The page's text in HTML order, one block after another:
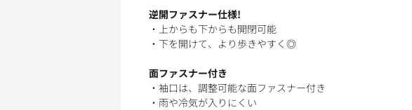
逆開ファスナー仕様!
・上からも下からも開閉可能
・下を開けて、より歩きやすく◎
面ファスナー付き
・袖口は、調整可能な面ファスナー付き
・雨や冷気が入りにくい